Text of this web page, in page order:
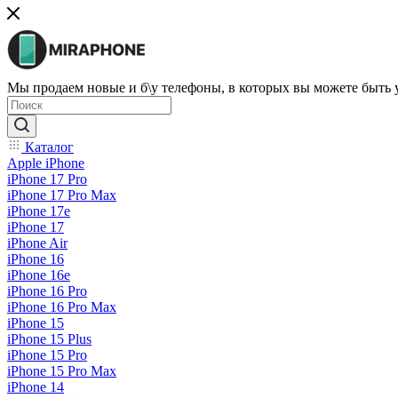
Мы продаем новые и б\у телефоны, в которых вы можете быть
Каталог
Apple iPhone
iPhone 17 Pro
iPhone 17 Pro Max
iPhone 17e
iPhone 17
iPhone Air
iPhone 16
iPhone 16e
iPhone 16 Pro
iPhone 16 Pro Max
iPhone 15
iPhone 15 Plus
iPhone 15 Pro
iPhone 15 Pro Max
iPhone 14